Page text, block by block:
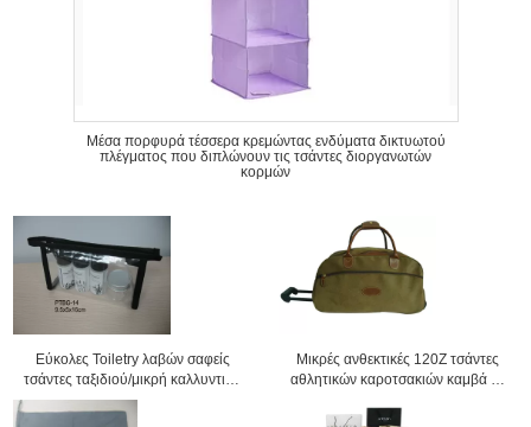
Μέσα πορφυρά τέσσερα κρεμώντας ενδύματα δικτυωτού
πλέγματος που διπλώνουν τις τσάντες διοργανωτών
κορμών
Εύκολες Toiletry λαβών σαφείς
τσάντες ταξιδιού/μικρή καλλυντική
σακούλα
Μικρές ανθεκτικές 120Z τσάντες
αθλητικών καροτσακιών καμβά με